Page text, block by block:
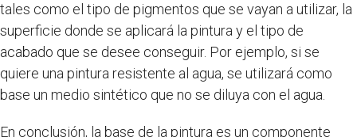
tales como el tipo de pigmentos que se vayan a utilizar, la
superficie donde se aplicará la pintura y el tipo de
acabado que se desee conseguir. Por ejemplo, si se
quiere una pintura resistente al agua, se utilizará como
base un medio sintético que no se diluya con el agua.
En conclusión, la base de la pintura es un componente